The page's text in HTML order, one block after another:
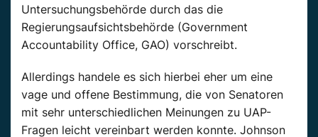
Untersuchungsbehörde durch das die
Regierungsaufsichtsbehörde (Government
Accountability Office, GAO) vorschreibt.
Allerdings handele es sich hierbei eher um eine
vage und offene Bestimmung, die von Senatoren
mit sehr unterschiedlichen Meinungen zu UAP-
Fragen leicht vereinbart werden konnte. Johnson